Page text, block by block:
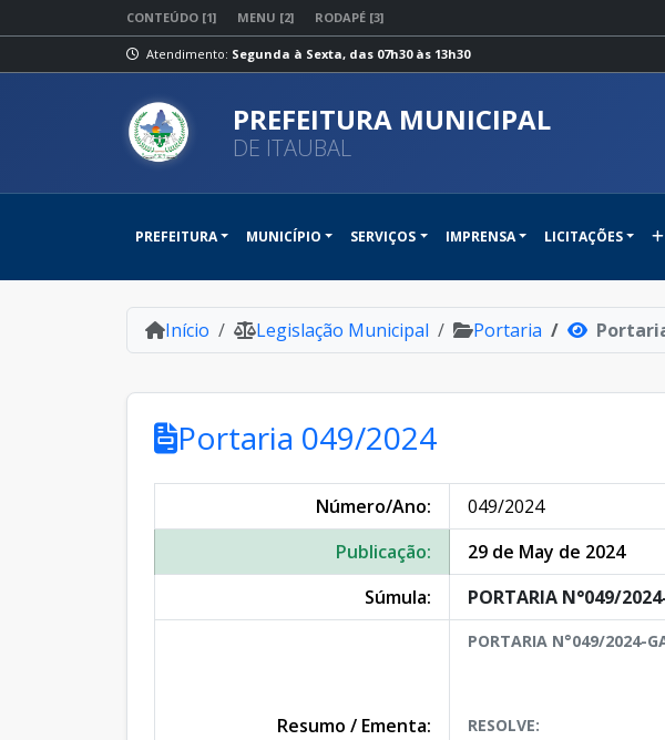
CONTEÚDO [1] MENU [2] RODAPÉ [3]
Atendimento: Segunda à Sexta, das 07h30 às 13h30
PREFEITURA MUNICIPAL
DE ITAUBAL
PREFEITURA MUNICÍPIO SERVIÇOS IMPRENSA LICITAÇÕES
Início Legislação Municipal Portaria
Portaria 049/2024
Número/Ano:
049/2024
Publicação:
29 de May de 2024
Súmula:
PORTARIA N°049/
Resumo / Ementa:
PORTARIA N°049/2024-
RESOLVE: